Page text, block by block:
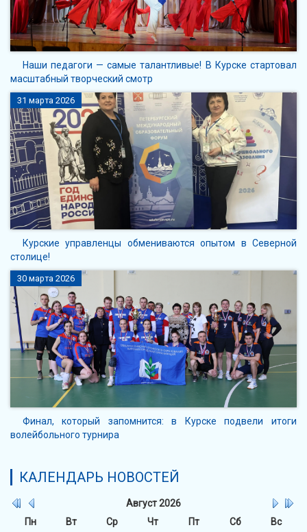
Наши педагоги — самые талантливые! В Курске стартовал
масштабный творческий смотр
31 марта 2026
Курские управленцы обмениваются опытом в Северной
столице!
30 марта 2026
Финал, который запомнится: в Курске подвели итоги
волейбольного турнира
КАЛЕНДАРЬ НОВОСТЕЙ
Август2026
Пн
Вт Ср Чт Пт Сб
Вс